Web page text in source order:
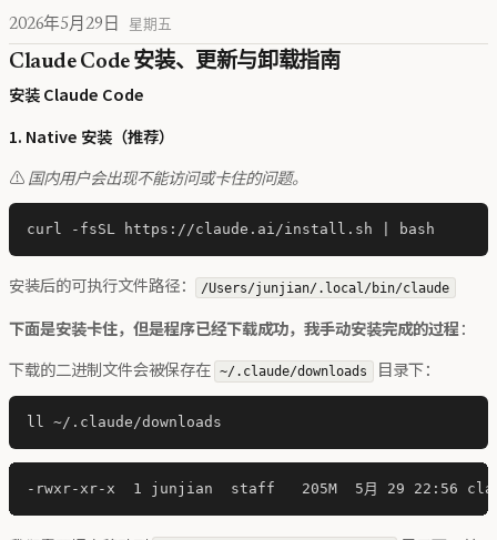
2026年5月29日 星期五
Claude Code 安装、更新与卸载指南
安装 Claude Code
1. Native 安装（推荐）
⚠️国内用户会出现不能访问或卡住的问题。
安装后的可执行文件路径： /Users/junjian/.local/bin/claude
下面是安装卡住，但是程序已经下载成功，我手动安装完成的过程：
下载的二进制文件会被保存在 ~/.claude/downloads 目录下：